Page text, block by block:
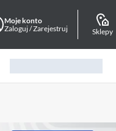
Moje konto
Zaloguj / Zarejestruj
Sklepy